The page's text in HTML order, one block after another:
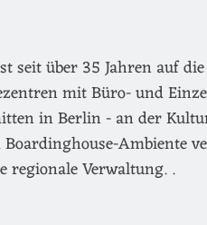
seit über 35 Jahren
mit Büro- und
in Berlin - an der
Ambiente
regionale Verwaltung. .